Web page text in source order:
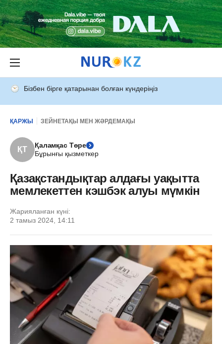
Бізбен бірге қатарынан болған күндеріңіз
ҚАРЖЫ ЗЕЙНЕТАҚЫ МЕН ЖӘРДЕМАҚЫ
ҚТ
Қаламқас Төре
Бұрынғы қызметкер
Қазақстандықтар алдағы уақытта
мемлекеттен кэшбэк алуы мүмкін
Жарияланған күні:
2 тамыз 2024, 14:11